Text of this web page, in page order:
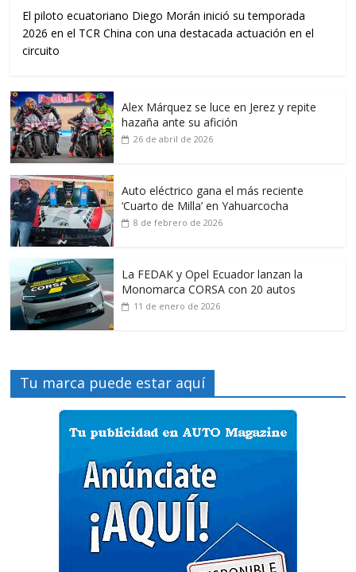
El piloto ecuatoriano Diego Morán inició su temporada
2026 en el TCR China con una destacada actuación en el
circuito
Alex Márquez se luce en Jerez y repite
hazaña ante su afición
26 de abril de 2026
Auto eléctrico gana el más reciente
‘Cuarto de Milla’ en Yahuarcocha
8 de febrero de 2026
La FEDAK y Opel Ecuador lanzan la
Monomarca CORSA con 20 autos
11 de enero de 2026
Tu marca puede estar aquí